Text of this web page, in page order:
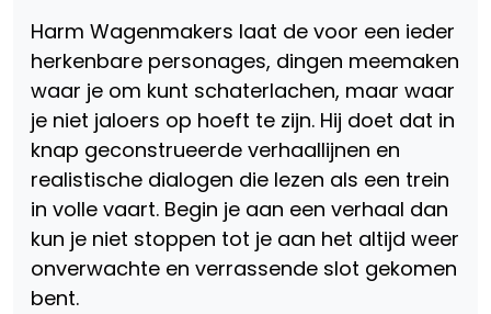
Harm Wagenmakers laat de voor een ieder
herkenbare personages, dingen meemaken
waar je om kunt schaterlachen, maar waar
je niet jaloers op hoeft te zijn. Hij doet dat in
knap geconstrueerde verhaallijnen en
realistische dialogen die lezen als een trein
in volle vaart. Begin je aan een verhaal dan
kun je niet stoppen tot je aan het altijd weer
onverwachte en verrassende slot gekomen
bent.